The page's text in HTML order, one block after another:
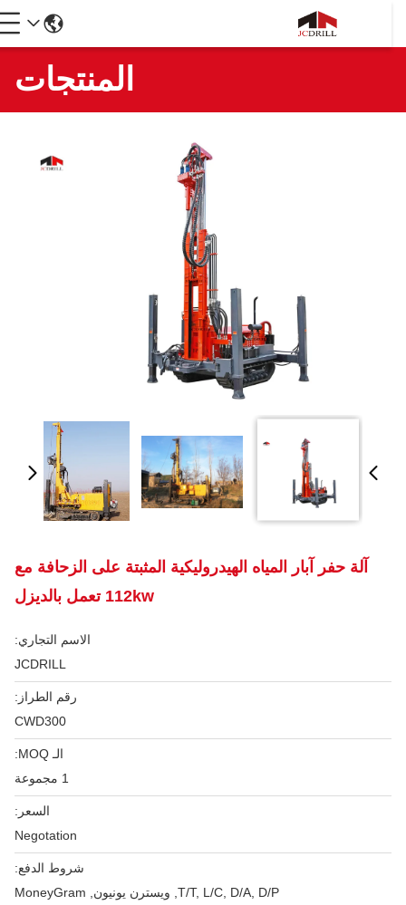
المنتجات
آلة حفر آبار المياه الهيدروليكية المثبتة على الزحافة مع
112kw تعمل بالديزل
الاسم التجاري:
JCDRILL
رقم الطراز:
CWD300
الـ MOQ:
السعر:
Negotation
شروط الدفع:
T/T, L/C, D/A, D/P, ويسترن يونيون, MoneyGram